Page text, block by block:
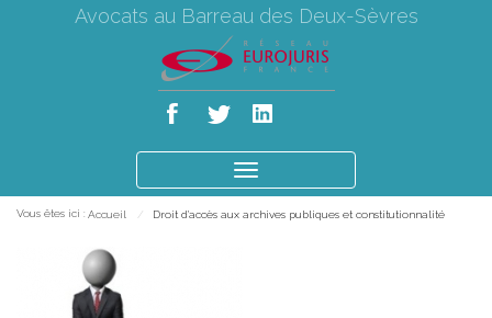
Avocats au Barreau des Deux-Sèvres
le
Vous êtes ici : Accueil Droit d'accès aux archives publiques et constitutionnalité